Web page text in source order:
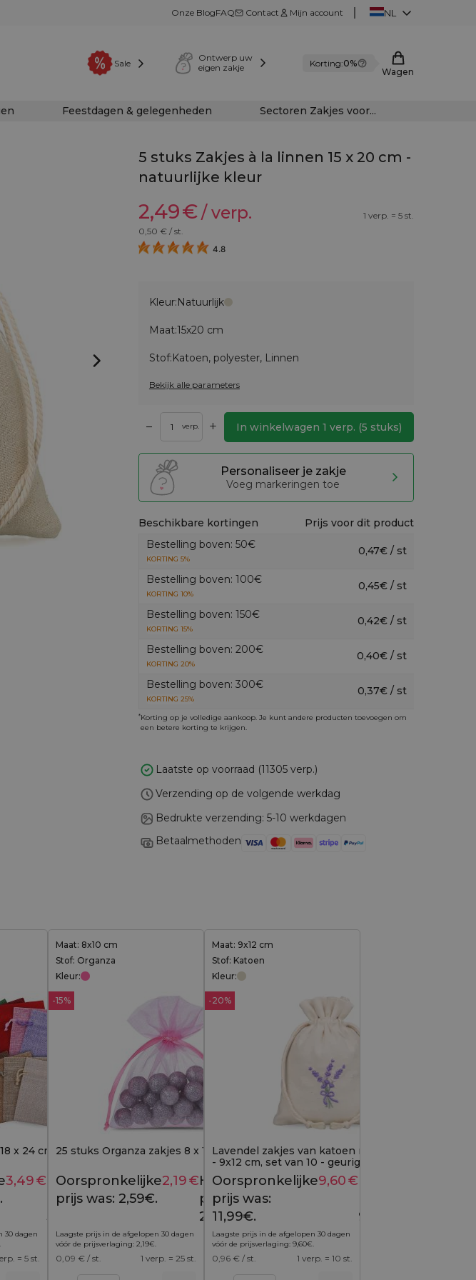
Onze BlogFAQ Contact Mijn account NL
Sale
Ontwerp uw
eigen zakje
Korting:0%
Wagen
Feestdagen & gelegenheden Sectoren Zakjes voor...
5 stuks Zakjes à la linnen 15 x 20 cm -
natuurlijke kleur
2,49€/ verp.
1 verp. = 5 st.
0,50 € / st.
4.8
Kleur:Natuurlijk
Maat:15x20 cm
Stof:Katoen, polyester, Linnen
Bekijk alle parameters
– verp. + In winkelwagen 1 verp. (5 stuks)
Personaliseer je zakje
Voeg markeringen toe
Beschikbare kortingen
Prijs voor dit product
Bestelling boven: 50€
KORTING 5%
0,47€ / st
Bestelling boven: 100€
KORTING 10%
0,45€ / st
Bestelling boven: 150€
KORTING 15%
0,42€ / st
Bestelling boven: 200€
KORTING 20%
0,40€ / st
Bestelling boven: 300€
KORTING 25%
0,37€ / st
*Korting op je volledige aankoop. Je kunt andere producten toevoegen om
een betere korting te krijgen.
Laatste op voorraad (11305 verp.)
Verzending op de volgende werkdag
Bedrukte verzending: 5-10 werkdagen
Betaalmethoden
x 24 cm - kleurenmix
3,99 €
3,49€ Huidige
prijs is:
3,49€.
30 dagen
.
= 5 st.
Maat: 8x10 cm
Stof: Organza
Kleur:
-15%
25 stuks Organza zakjes 8 x 10 cm - roze
2,59 €
Oorspronkelijke
prijs was: 2,59€.
2,19€Huidige
prijs is:
2,19€.
Laagste prijs in de afgelopen 30 dagen
vóór de prijsverlaging: 2,19€.
0,09 € / st. 1 verp. = 25 st.
Maat: 9x12 cm
Stof: Katoen
Kleur:
-20%
Lavendel zakjes van katoen met borduursel
- 9x12 cm, set van 10 - geurige charme in een
natuurlijk jasje
Oorspronkelijke
prijs was:
11,99€.
9,60€
9,60€.
Laagste prijs in de afgelopen 30 dagen
vóór de prijsverlaging: 9,60€.
0,96 € / st. 1 verp. = 10 st.